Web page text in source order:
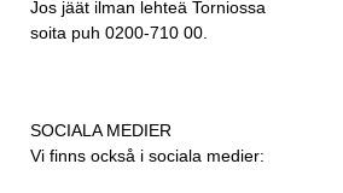
Jos jäät ilman lehteä Torniossa
soita puh 0200-710 00.
SOCIALA MEDIER
Vi finns också i sociala medier: